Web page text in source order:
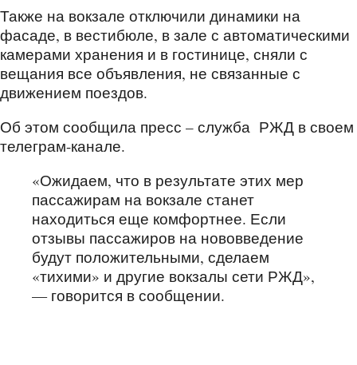
Также на вокзале отключили динамики на
фасаде, в вестибюле, в зале с автоматическими
камерами хранения и в гостинице, сняли с
вещания все объявления, не связанные с
движением поездов.
Об этом сообщила пресс – служба РЖД в своем
телеграм-канале.
«Ожидаем, что в результате этих мер
пассажирам на вокзале станет
находиться еще комфортнее. Если
отзывы пассажиров на нововведение
будут положительными, сделаем
«тихими» и другие вокзалы сети РЖД»,
— говорится в сообщении.